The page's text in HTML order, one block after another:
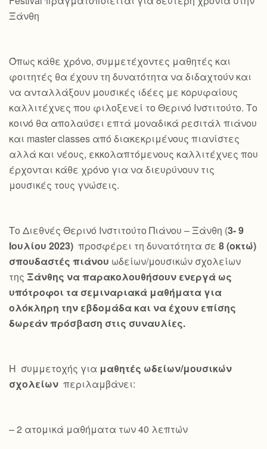
Ξάνθη
Όπως κάθε χρόνο, συμμετέχοντες μαθητές και
φοιτητές θα έχουν τη δυνατότητα να διδαχτούν και
να ανταλλάξουν μουσικές ιδέες με κορυφαίους
καλλιτέχνες που φιλοξενεί το Θερινό Ινστιτούτο. Το
κοινό θα απολαύσει επτά μοναδικά ρεσιτάλ πιάνου
και master classes από διακεκριμένους πιανίστες
αλλά και νέους, εκκολαπτόμενους καλλιτέχνες που
έρχονται κάθε χρόνο για να διευρύνουν τις
μουσικές τους γνώσεις.
Το Διεθνές Θερινό Ινστιτούτο Πιάνου – Ξάνθη (3- 9
Ιουλίου 2023) προσφέρει τη δυνατότητα σε 8 (οκτώ)
σπουδαστές πιάνου ωδείων/μουσικών σχολείων
της Ξάνθης να παρακολουθήσουν ενεργά ως
υπότροφοι τα σεμιναριακά μαθήματα για
ολόκληρη την εβδομάδα και να έχουν επίσης
δωρεάν πρόσβαση στις συναυλίες.
Η συμμετοχής για μαθητές ωδείων/μουσικών
σχολείων περιλαμβάνει:
– 2 ατομικά μαθήματα των 40 λεπτών